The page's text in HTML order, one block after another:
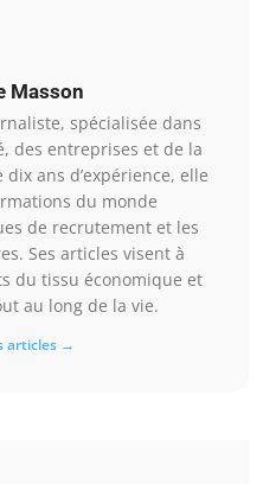
Masson
spécialisée dans
des entreprises et de la
ans d’expérience, elle
du monde
de recrutement et les
Ses articles visent à
du tissu économique et
au long de la vie.
articles →